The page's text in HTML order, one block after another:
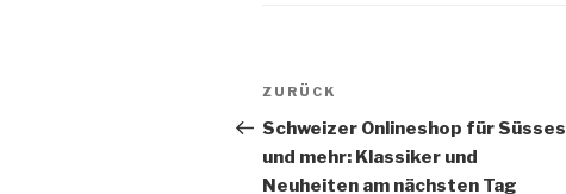
Beitragsnavigation
Vorheriger
Beitrag
ZURÜCK
Schweizer Onlineshop für Süsses
und mehr: Klassiker und
Neuheiten am nächsten Tag